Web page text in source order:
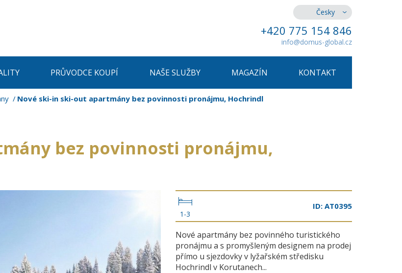
Česky
+420 775 154 846
info@domus-global.cz
PRŮVODCE KOUPÍ NAŠE SLUŽBY MAGAZÍN KONTAKT
Nové ski-in ski-out apartmány bez povinnosti pronájmu, Hochrindl
bez povinnosti pronájmu,
1-3
ID: AT0395
Nové apartmány bez povinného turistického
pronájmu a s promyšleným designem na prodej
přímo u sjezdovky v lyžařském středisku
Hochrindl v Korutanech...